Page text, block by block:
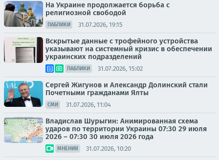
На Украине продолжается борьба с
религиозной свободой
ПАБЛИКИ 31.07.2026, 19:15
Вскрытые данные с трофейного устройства
указывают на системный кризис в обеспечении
украинских подразделений
ПАБЛИКИ 31.07.2026, 15:02
Сергей Жигунов и Александр Долинский стали
Почетными гражданами Ялты
СМИ 31.07.2026, 11:04
Владислав Шурыгин: Анимированная схема
ударов по территории Украины 07:30 29 июля
2026 – 07:30 30 июля 2026 года
МНЕНИЯ 31.07.2026, 10:20